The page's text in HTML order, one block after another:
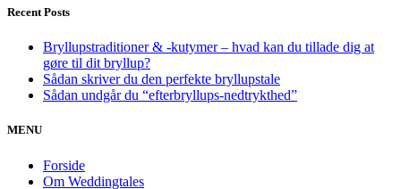
Recent Posts
Bryllupstraditioner & -kutymer – hvad kan du tillade dig at
gøre til dit bryllup?
Sådan skriver du den perfekte bryllupstale
Sådan undgår du “efterbryllups-nedtrykthed”
MENU
Forside
Om Weddingtales